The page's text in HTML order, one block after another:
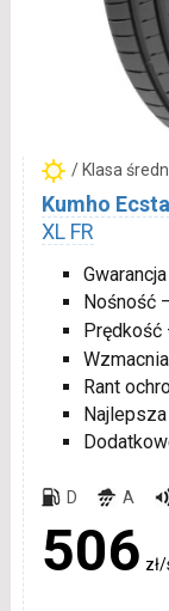
/ Klasa
Kumho
XL FR
Nośność
Prędkość
Rant
D A
506